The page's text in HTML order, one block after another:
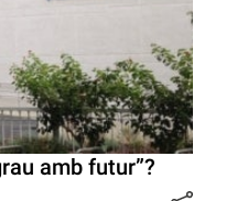
amb futur”?